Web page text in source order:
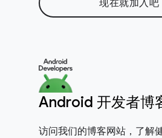
现在就加入吧
Android 开发者博
访问我们的博客网站，了解